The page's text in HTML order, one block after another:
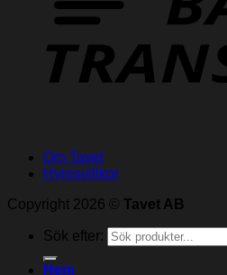
Om Tavet
Hyresvillkor
Copyright 2026 © Tavet AB
Sök efter:
Hem